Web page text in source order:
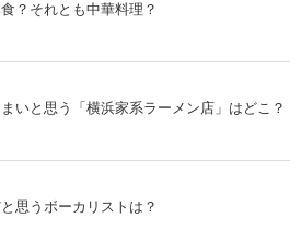
？それとも中華料理？
いと思う「横浜家系ラーメン店」はどこ？
思うボーカリストは？